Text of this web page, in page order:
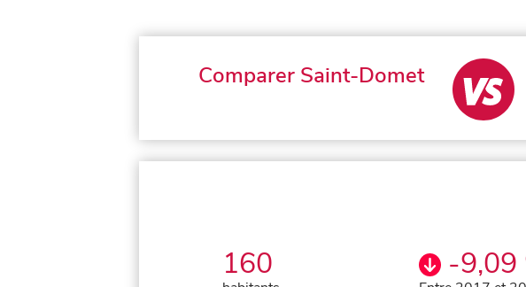
Comparer Saint-Domet
160 -9,09